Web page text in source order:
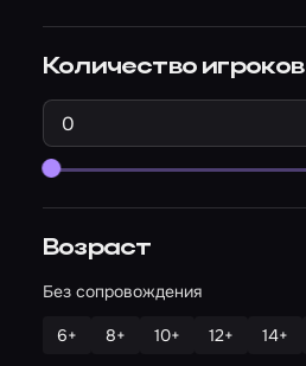
Количество игроков
Возраст
Без сопровождения
6+ 8+ 10+ 12+ 14+